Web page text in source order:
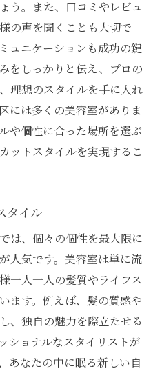
う。また、口コミやレビュ
の声を聞くことも大切で
ュニケーションも成功の鍵
をしっかりと伝え、プロの
理想のスタイルを手に入れ
には多くの美容室がありま
や個性に合った場所を選ぶ
ットスタイルを実現するこ
タイル
は、個々の個性を最大限に
人気です。美容室は単に流
一人一人の髪質やライフス
ます。例えば、髪の質感や
、独自の魅力を際立たせる
ショナルなスタイリストが
あなたの中に眠る新しい自